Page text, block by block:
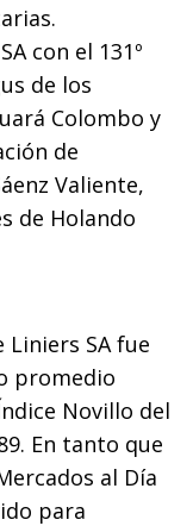
con el 131º
de los
Colombo y
de
Valiente,
de Holando
Liniers SA fue
promedio
Novillo del
En tanto que
al Día
para